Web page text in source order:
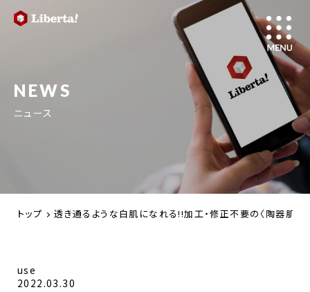
NEWS
ニュース
トップ 透き通るような白肌になれる!!加工・修正不要の〈陶器肌フ
use
2022.03.30